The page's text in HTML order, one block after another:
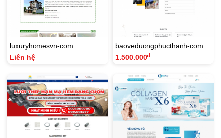
luxuryhomesvn-com
Liên hệ
baoveduongphucthanh-com
1.500.000đ